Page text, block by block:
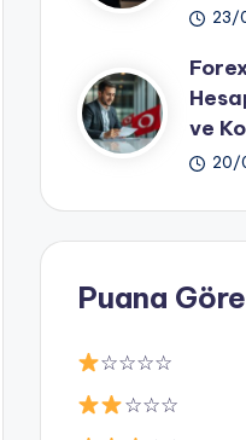
23/
ve
20/
Puana
☆☆☆☆
☆☆☆